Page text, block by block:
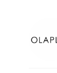
Building